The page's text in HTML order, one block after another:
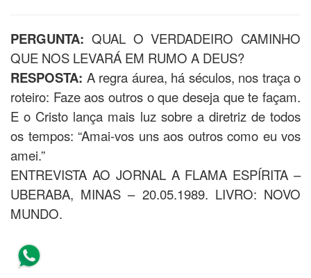
PERGUNTA: QUAL O VERDADEIRO CAMINHO
QUE NOS LEVARÁ EM RUMO A DEUS?
RESPOSTA: A regra áurea, há séculos, nos traça o
roteiro: Faze aos outros o que deseja que te façam.
E o Cristo lança mais luz sobre a diretriz de todos
os tempos: “Amai-vos uns aos outros como eu vos
amei.”
ENTREVISTA AO JORNAL A FLAMA ESPÍRITA –
UBERABA, MINAS – 20.05.1989. LIVRO: NOVO
MUNDO.